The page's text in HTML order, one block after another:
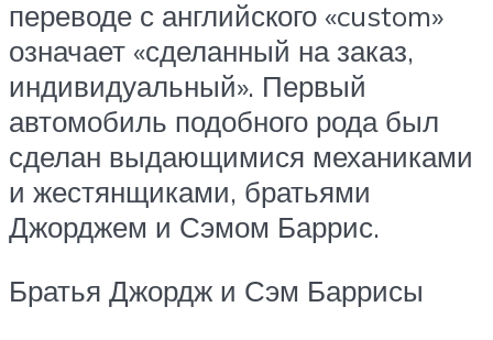
переводе с английского «custom»
означает «сделанный на заказ,
индивидуальный». Первый
автомобиль подобного рода был
сделан выдающимися механиками
и жестянщиками, братьями
Джорджем и Сэмом Баррис.
Братья Джордж и Сэм Баррисы